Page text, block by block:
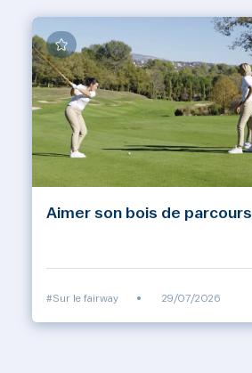
Aimer son bois de parcours
#Sur le fairway • 29/07/2026